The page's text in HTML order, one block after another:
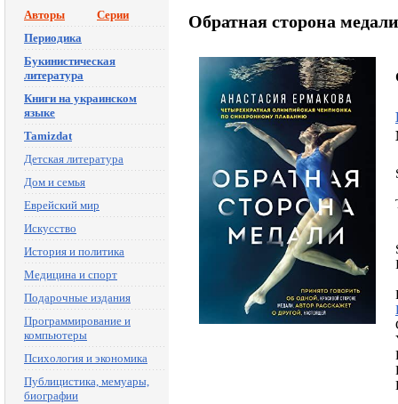
Авторы
Серии
Периодика
Букинистическая
литература
Книги на украинском
языке
Tamizdat
Детская литература
Дом и семья
Еврейский мир
Искусство
История и политика
Медицина и спорт
Подарочные издания
Программирование и
компьютеры
Психология и экономика
Публицистика, мемуары,
биографии
Обратная сторона